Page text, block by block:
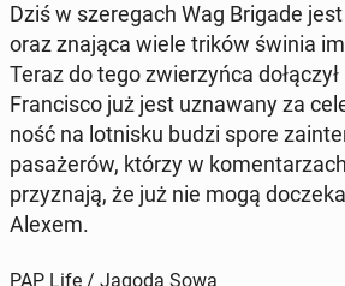
Dziś w sze­re­gach Wag Brigade
oraz znająca wiele trików świnia
Teraz do tego zwie­rzyń­ca
Fran­ci­sco już jest uzna­wa­ny za
ność na lot­ni­sku budzi spore
pa­sa­że­rów, którzy w
przy­zna­ją, że już nie mogą
Alexem.
PAP Life / Jagoda Sowa